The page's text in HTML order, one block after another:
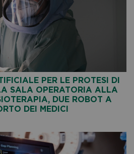
PER LE PROTESI DI
SALA OPERATORIA ALLA
DUE ROBOT A
DEI MEDICI